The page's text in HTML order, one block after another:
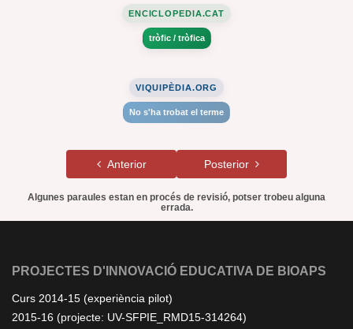
ENCICLOPEDIA.CAT
tròfic / tròfica
VIQUIPÈDIA.ORG
No s'ha trobat el terme
Anterior Posterior
Algunes paraules estan en procés de revisió, potser trobeu alguna
errada.
PROJECTES D'INNOVACIÓ EDUCATIVA DE BIOAPS
Curs 2014-15 (experiència pilot)
2015-16 (projecte: UV-SFPIE_RMD15-314264)